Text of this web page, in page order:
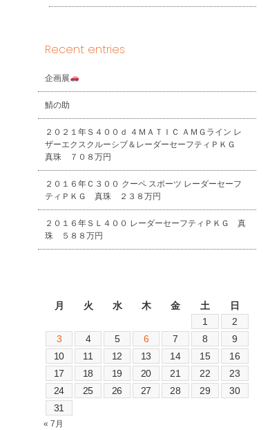
Recent entries
企画展
鯖の助
２０２１年Ｓ４００ｄ ４ＭＡＴＩＣ ＡＭＧライン レ
ザーエクスクルーシブ＆レーダーセーフティＰＫＧ
真珠 ７０８万円
２０１６年Ｃ３００ クーペ スポーツ レーダーセーフ
ティＰＫＧ 真珠 ２３８万円
２０１６年ＳＬ４００ レーダーセーフティＰＫＧ 真
珠 ５８８万円
月
火 水 木 金 土
日
1
2
3
4 5 6 7 8
9
10
11 12 13 14 15
16
17
18 19 20 21 22
23
24
25 26 27 28 29
30
31
« 7月